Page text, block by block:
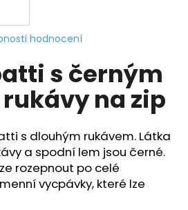
hodnocení
s černým
na zip
s dlouhým rukávem. Látka
a spodní lem jsou černé.
rozepnout po celé
vycpávky, které lze
HLEDAT